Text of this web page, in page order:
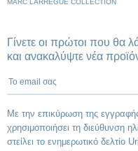
MARC LARRÈGUE COLLECTION
Γίνετε οι πρώτοι που θα
και ανακαλύψτε νέα
To email σας
Με την επικύρωση της
χρησιμοποιήσει τη διεύθυνση
στείλει το ενημερωτικό δελτίο